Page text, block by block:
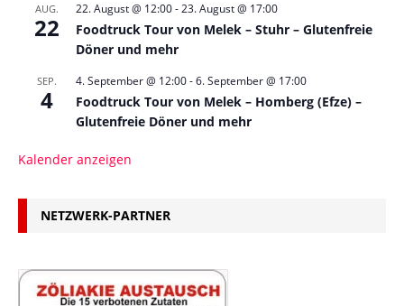
AUG.
22
22. August @ 12:00-23. August @ 17:00
Foodtruck Tour von Melek – Stuhr – Glutenfreie
Döner und mehr
SEP.
4
4. September @ 12:00-6. September @ 17:00
Foodtruck Tour von Melek – Homberg (Efze) –
Glutenfreie Döner und mehr
Kalender anzeigen
NETZWERK-PARTNER